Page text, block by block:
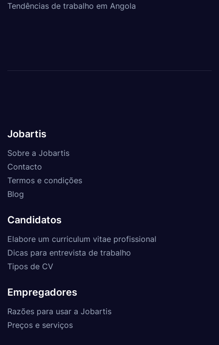
Tendências de trabalho em Angola
Jobartis
Sobre a Jobartis
Contacto
Termos e condições
Blog
Candidatos
Elabore um curriculum vitae profissional
Dicas para entrevista de trabalho
Tipos de CV
Empregadores
Razões para usar a Jobartis
Preços e serviços